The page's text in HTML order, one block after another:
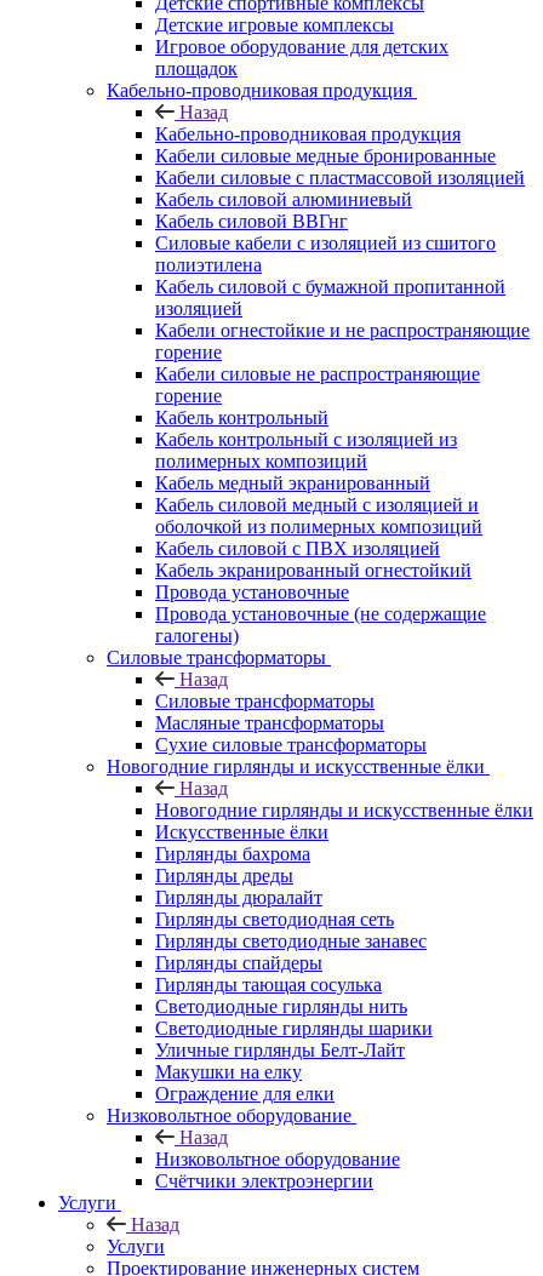
Детские игровые комплексы
Игровое оборудование для детских
площадок
Кабельно-проводниковая продукция
Назад
Кабельно-проводниковая продукция
Кабели силовые медные бронированные
Кабели силовые с пластмассовой изоляцией
Кабель силовой алюминиевый
Кабель силовой ВВГнг
Силовые кабели с изоляцией из сшитого
полиэтилена
Кабель силовой с бумажной пропитанной
изоляцией
Кабели огнестойкие и не распространяющие
горение
Кабели силовые не распространяющие
горение
Кабель контрольный
Кабель контрольный с изоляцией из
полимерных композиций
Кабель медный экранированный
Кабель силовой медный с изоляцией и
оболочкой из полимерных композиций
Кабель силовой с ПВХ изоляцией
Кабель экранированный огнестойкий
Провода установочные
Провода установочные (не содержащие
галогены)
Силовые трансформаторы
Назад
Силовые трансформаторы
Масляные трансформаторы
Сухие силовые трансформаторы
Новогодние гирлянды и искусственные ёлки
Назад
Новогодние гирлянды и искусственные ёлки
Искусственные ёлки
Гирлянды бахрома
Гирлянды дреды
Гирлянды дюралайт
Гирлянды светодиодная сеть
Гирлянды светодиодные занавес
Гирлянды спайдеры
Гирлянды тающая сосулька
Светодиодные гирлянды нить
Светодиодные гирлянды шарики
Уличные гирлянды Белт-Лайт
Макушки на елку
Ограждение для елки
Низковольтное оборудование
Назад
Низковольтное оборудование
Счётчики электроэнергии
Услуги
Назад
Услуги
Проектирование инженерных систем